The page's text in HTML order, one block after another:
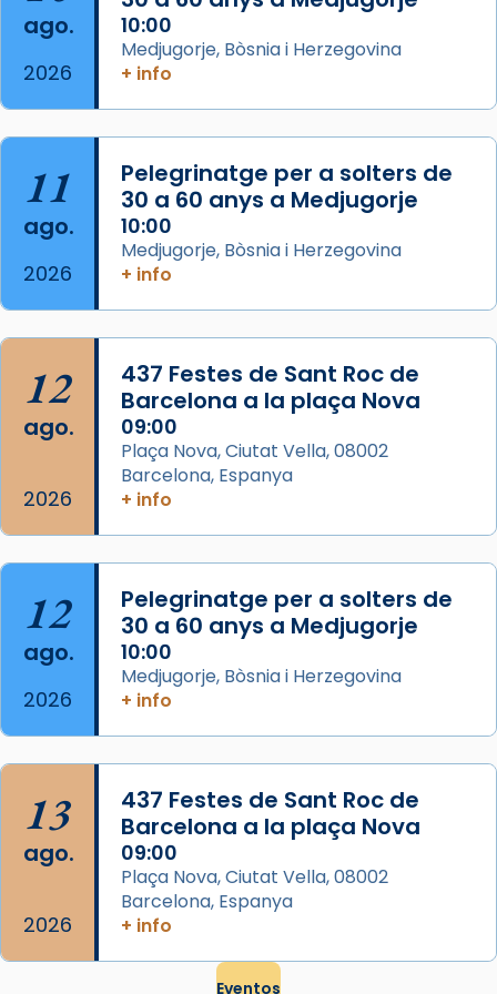
Josep Omella, ha presidit la missa i l’ha
concelebrat el bisbe auxiliar de Barcelona,
Mons. David Abadías.
📸 Dr. G. Simón
Foto
View on Facebook · Share
Arquebisbat de Barcelona
2 weeks ago
Acompanyant la història de sant Cugat, a
partir de l’Edat Mitjana sorgeix la tradició
que les santes Juliana (“relatiu a Júlia”) i
Semproniana (“relatiu a Semprònia =
eterna”) són deixebles seves. I l’any 1667, el
frare Joan Gaspar Roig, afirma en una obra
que les santes són filles de l’antiga Iluro.
Mataró en reivindicarà les relíq
Foto
View on Facebook ·
ago.
2026
10:00
Medjugorje, Bòsnia i Herzegovina
+ info
11
ago.
2026
Pelegrinatge per a solters de
30 a 60 anys a Medjugorje
10:00
Medjugorje, Bòsnia i Herzegovina
+ info
12
ago.
2026
437 Festes de Sant Roc de
Barcelona a la plaça Nova
09:00
Plaça Nova, Ciutat Vella, 08002
Barcelona, Espanya
+ info
12
ago.
2026
Pelegrinatge per a solters de
30 a 60 anys a Medjugorje
10:00
Medjugorje, Bòsnia i Herzegovina
+ info
13
ago.
2026
437 Festes de Sant Roc de
Barcelona a la plaça Nova
09:00
Plaça Nova, Ciutat Vella, 08002
Barcelona, Espanya
+ info
Eventos